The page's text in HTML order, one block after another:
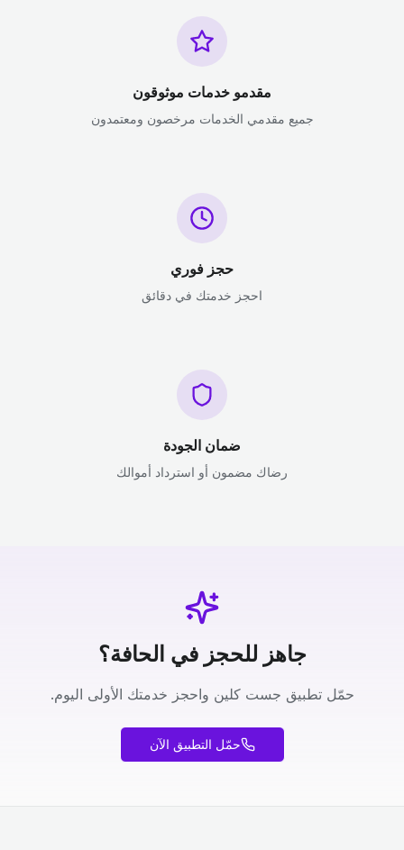
مقدمو خدمات موثوقون
جميع مقدمي الخدمات مرخصون ومعتمدون
حجز فوري
احجز خدمتك في دقائق
ضمان الجودة
رضاك مضمون أو استرداد أموالك
جاهز للحجز في الحافة؟
حمّل تطبيق جست كلين واحجز خدمتك الأولى اليوم.
حمّل التطبيق الآن